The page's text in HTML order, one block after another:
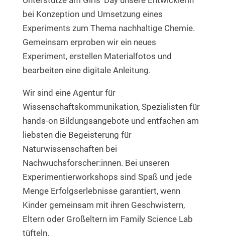
bei Konzeption und Umsetzung eines
Experiments zum Thema nachhaltige Chemie.
Gemeinsam erproben wir ein neues
Experiment, erstellen Materialfotos und
bearbeiten eine digitale Anleitung.
Wir sind eine Agentur für
Wissenschaftskommunikation, Spezialisten für
hands-on Bildungsangebote und entfachen am
liebsten die Begeisterung für
Naturwissenschaften bei
Nachwuchsforscher:innen. Bei unseren
Experimentierworkshops sind Spaß und jede
Menge Erfolgserlebnisse garantiert, wenn
Kinder gemeinsam mit ihren Geschwistern,
Eltern oder Großeltern im Family Science Lab
tüfteln.